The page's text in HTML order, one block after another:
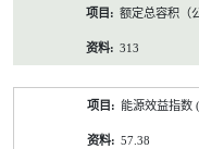
额定总容积（
313
能源效益指数
57.38